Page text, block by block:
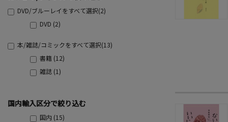
DVD/ブルーレイをすべて選択(2)
DVD (2)
本/雑誌/コミックをすべて選択(13)
書籍 (12)
雑誌 (1)
国内輸入区分で絞り込む
国内 (15)